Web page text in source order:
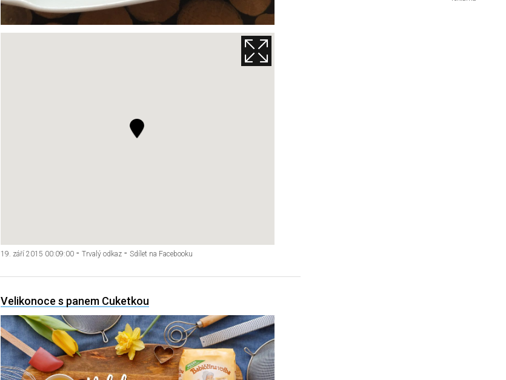
19. září 2015 00:09:00- Trvalý odkaz- Sdílet na Facebooku
Velikonoce s panem Cuketkou